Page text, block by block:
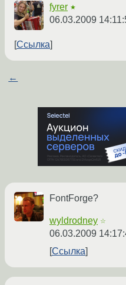
fyrer ★
06.03.2009
Ссылка
←
FontForge?
wyldrodney ☆
06.03.2009
Ссылка